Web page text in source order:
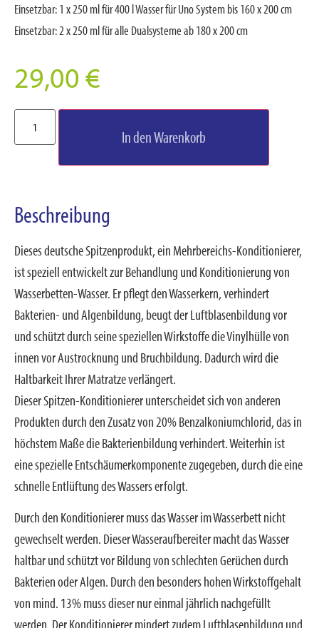
Einsetzbar: 1 x 250 ml für 400 l Wasser für Uno System bis 160 x 200 cm
Einsetzbar: 2 x 250 ml für alle Dualsysteme ab 180 x 200 cm
29,00€
In den Warenkorb
Beschreibung
Dieses deutsche Spitzenprodukt, ein Mehrbereichs-Konditionierer,
ist speziell entwickelt zur Behandlung und Konditionierung von
Wasserbetten-Wasser. Er pflegt den Wasserkern, verhindert
Bakterien- und Algenbildung, beugt der Luftblasenbildung vor
und schützt durch seine speziellen Wirkstoffe die Vinylhülle von
innen vor Austrocknung und Bruchbildung. Dadurch wird die
Haltbarkeit Ihrer Matratze verlängert.
Dieser Spitzen-Konditionierer unterscheidet sich von anderen
Produkten durch den Zusatz von 20% Benzalkoniumchlorid, das in
höchstem Maße die Bakterienbildung verhindert. Weiterhin ist
eine spezielle Entschäumerkomponente zugegeben, durch die eine
schnelle Entlüftung des Wassers erfolgt.
Durch den Konditionierer muss das Wasser im Wasserbett nicht
gewechselt werden. Dieser Wasseraufbereiter macht das Wasser
haltbar und schützt vor Bildung von schlechten Gerüchen durch
Bakterien oder Algen. Durch den besonders hohen Wirkstoffgehalt
von mind. 13% muss dieser nur einmal jährlich nachgefüllt
werden. Der Konditionierer mindert zudem Luftblasenbildung und